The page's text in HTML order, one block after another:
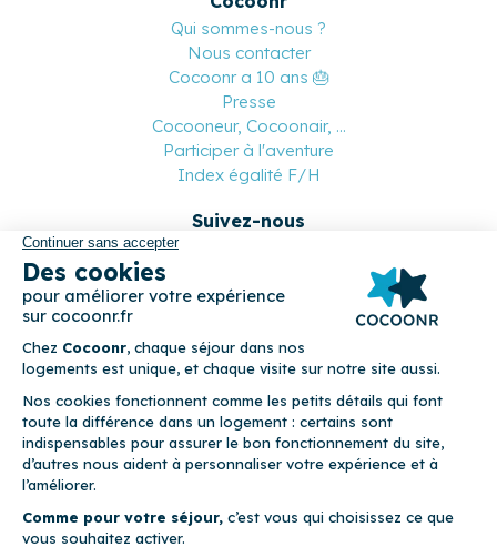
Qui sommes-nous ?
Nous contacter
Cocoonr a 10 ans 🎂
Presse
Cocooneur, Cocoonair, ...
Participer à l'aventure
Index égalité F/H
Suivez-nous
location–CGU – Politique de confidentialité–Politique de